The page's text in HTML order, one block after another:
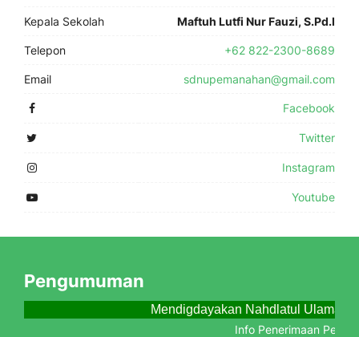
Kepala Sekolah Maftuh Lutfi Nur Fauzi, S.Pd.I
Telepon +62 822-2300-8689
Email sdnupemanahan@gmail.com
Facebook
Twitter
Instagram
Youtube
Pengumuman
Mendigdayakan Nahdlatul Ulama
Info Penerimaan